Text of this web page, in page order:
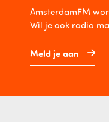
AmsterdamFM
Wil je ook radio
Meld je aan